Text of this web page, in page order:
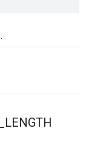
LENGTH